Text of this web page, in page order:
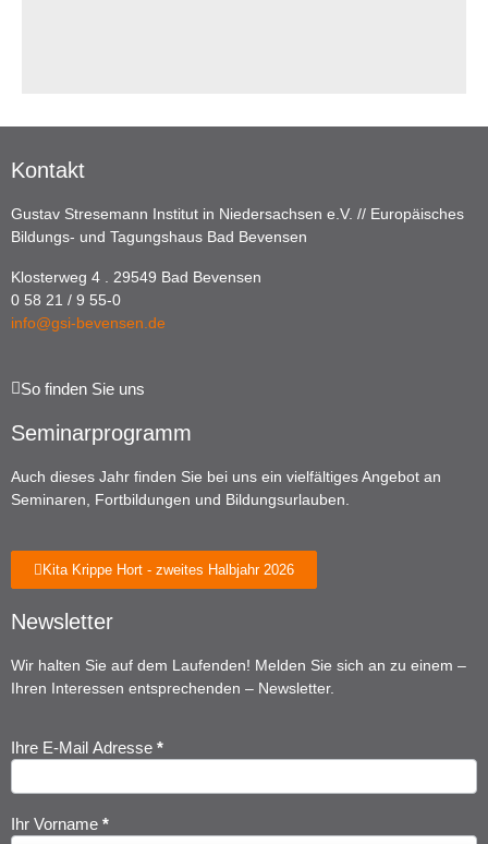
Kontakt
Gustav Stresemann Institut in Niedersachsen e.V. // Europäisches
Bildungs- und Tagungshaus Bad Bevensen
Klosterweg 4 . 29549 Bad Bevensen
0 58 21 / 9 55-0
info@gsi-bevensen.de
So finden Sie uns
Seminarprogramm
Auch dieses Jahr finden Sie bei uns ein vielfältiges Angebot an
Seminaren, Fortbildungen und Bildungsurlauben.
Kita Krippe Hort - zweites Halbjahr 2026
Newsletter
Wir halten Sie auf dem Laufenden! Melden Sie sich an zu einem –
Ihren Interessen entsprechenden – Newsletter.
Newsletter
Anmeldung
Ihre E-Mail Adresse *
Ihr Vorname *